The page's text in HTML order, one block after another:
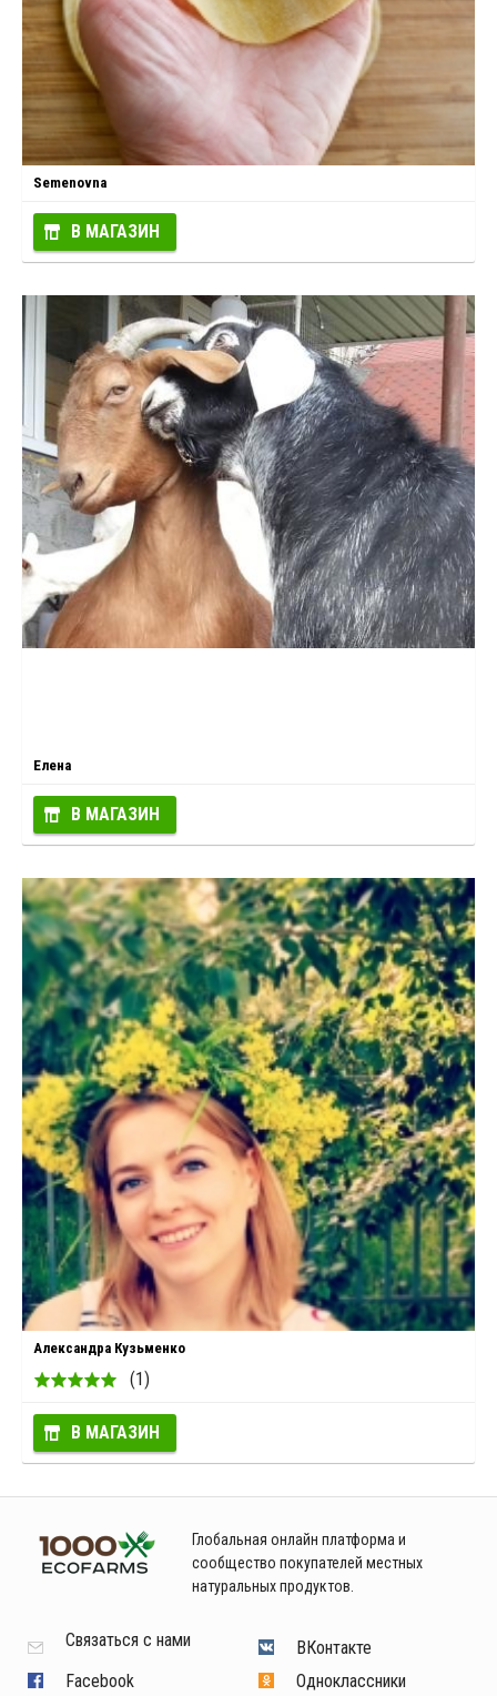
Semenovna
В МАГАЗИН
Елена
В МАГАЗИН
Александра Кузьменко
(1)
В МАГАЗИН
Глобальная онлайн платформа и
сообщество покупателей местных
натуральных продуктов.
Связаться с нами
Facebook
ВКонтакте
Одноклассники